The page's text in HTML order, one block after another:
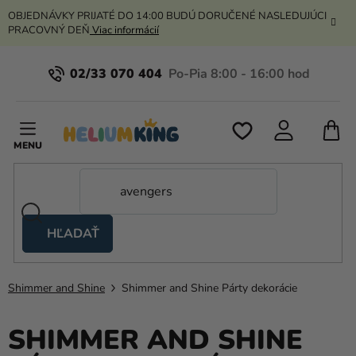
Prejsť
na
OBJEDNÁVKY PRIJATÉ DO 14:00 BUDÚ DORUČENÉ NASLEDUJÚCI
PRACOVNÝ DEŇ Viac informácií
02/33 070 404
HĽADAŤ
stany
Kanekalon
Hélium
a
Shimmer and Shine Shimmer and Shine Párty dekorácie
SHIMMER AND SHINE